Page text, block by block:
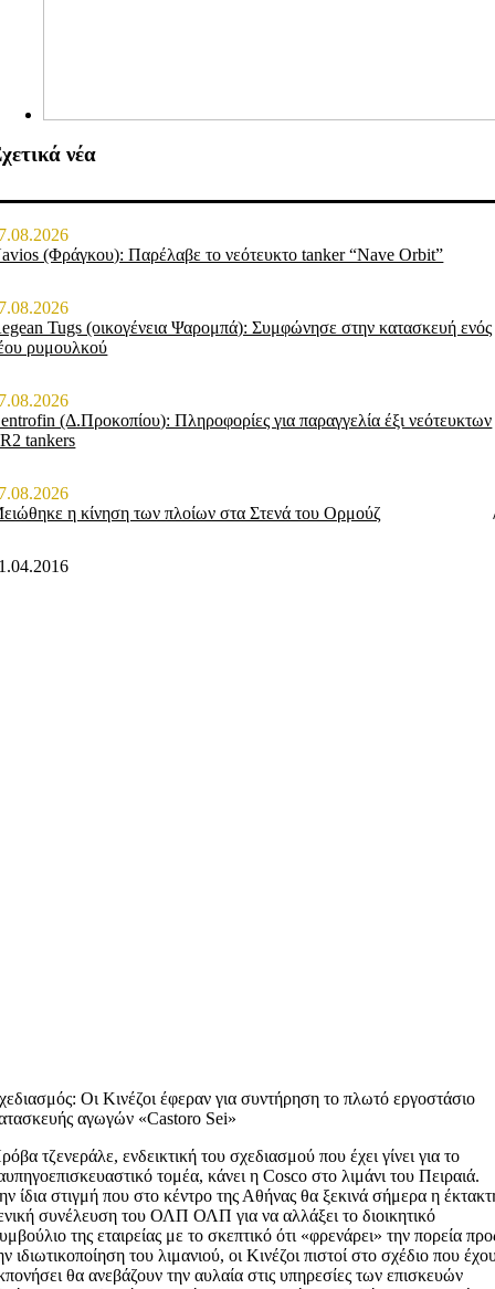
νέα
(Φράγκου): Παρέλαβε το νεότευκτο tanker “Nave Orbit”
Tugs (οικογένεια Ψαρομπά): Συμφώνησε στην κατασκευή ενός
ρυμουλκού
(Δ.Προκοπίου): Πληροφορίες για παραγγελία έξι νεότευκτων
tankers
η κίνηση των πλοίων στα Στενά του Ορμούζ
Οι Κινέζοι έφεραν για συντήρηση το πλωτό εργοστάσιο
αγωγών «Castoro Sei»
τζενεράλε, ενδεικτική του σχεδιασμού που έχει γίνει για το
τομέα, κάνει η Cosco στο λιμάνι του Πειραιά.
ίδια στιγμή που στο κέντρο της Αθήνας θα ξεκινά σήμερα η
συνέλευση του ΟΛΠ ΟΛΠ για να αλλάξει το διοικητικό
της εταιρείας με το σκεπτικό ότι «φρενάρει» την πορεία
ιδιωτικοποίηση του λιμανιού, οι Κινέζοι πιστοί στο σχέδιο που
θα ανεβάζουν την αυλαία στις υπηρεσίες των επισκευών